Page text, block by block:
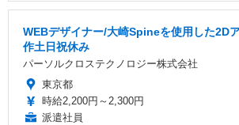
WEBデザイナー/大崎Spineを使用した2D
作土日祝休み
パーソルクロステクノロジー株式会社
東京都
時給2,200円～2,300円
派遣社員